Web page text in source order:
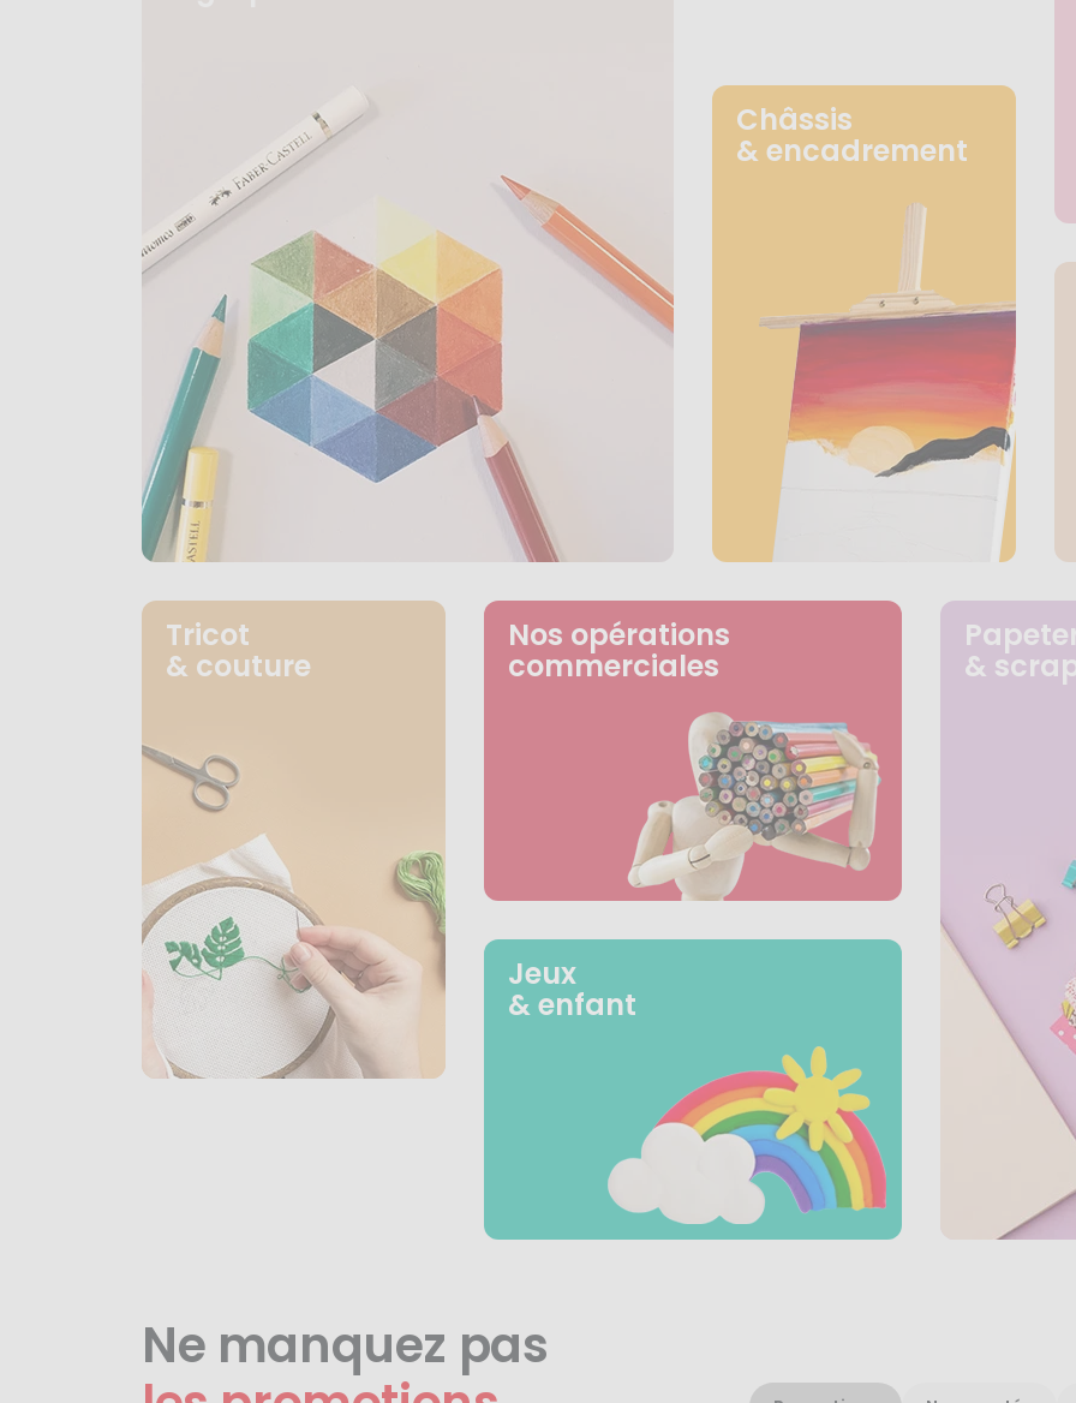
Châssis
& encadrement
Tricot
& couture
Nos opérations
commerciales
Jeux
& enfant
&
Ne manquez pas